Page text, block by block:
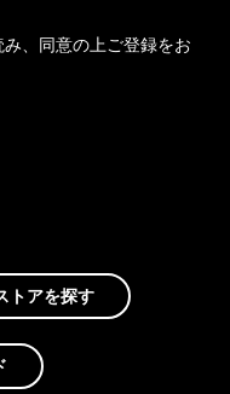
み、同意の上ご登録をお
トアを探す